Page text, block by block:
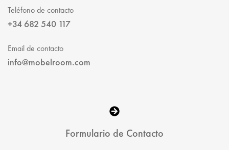
Teléfono de contacto
+34 682 540 117
Email de contacto
info@mobelroom.com
Formulario de Contacto